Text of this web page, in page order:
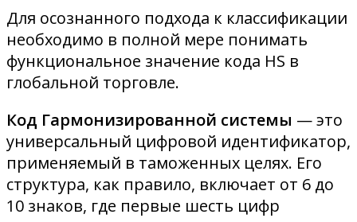
Для осознанного подхода к классификации
необходимо в полной мере понимать
функциональное значение кода HS в
глобальной торговле.
Код Гармонизированной системы — это
универсальный цифровой идентификатор,
применяемый в таможенных целях. Его
структура, как правило, включает от 6 до
10 знаков, где первые шесть цифр